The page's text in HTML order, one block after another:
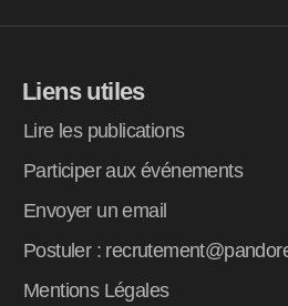
Liens utiles
Lire les publications
Participer aux événements
Envoyer un email
Postuler :
Mentions Légales